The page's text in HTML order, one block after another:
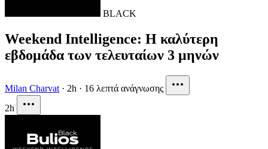
BLACK
Weekend Intelligence: Η καλύτερη
εβδομάδα των τελευταίων 3 μηνών
Milan Charvat · 2h · 16 λεπτά ανάγνωσης
2h